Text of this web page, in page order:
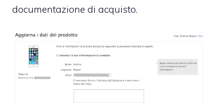
documentazione di acquisto.